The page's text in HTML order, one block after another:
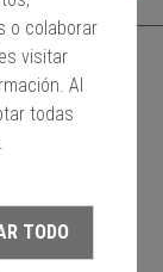
o colaborar
visitar
Al
todas
TODO